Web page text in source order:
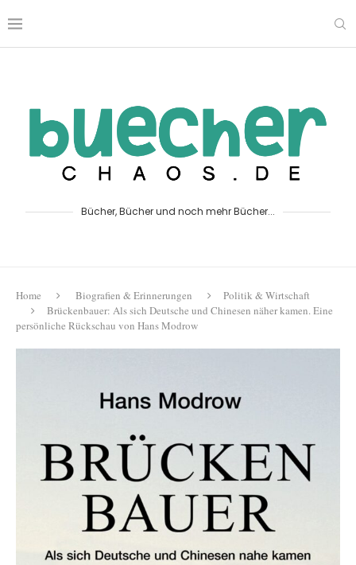
Bücher, Bücher und noch mehr Bücher...
Home Biografien & Erinnerungen
Politik & Wirtschaft
Brückenbauer: Als sich Deutsche und Chinesen näher kamen. Eine
persönliche Rückschau von Hans Modrow